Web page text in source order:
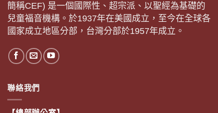
簡稱CEF) 是一個國際性、超宗派、以聖經為基礎的
兒童福音機構。於1937年在美國成立，至今在全球各
國家成立地區分部，台灣分部於1957年成立。
聯絡我們